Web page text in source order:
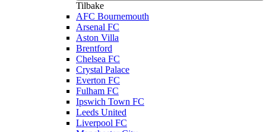
Tilbake
AFC Bournemouth
Arsenal FC
Aston Villa
Brentford
Chelsea FC
Crystal Palace
Everton FC
Fulham FC
Ipswich Town FC
Leeds United
Liverpool FC